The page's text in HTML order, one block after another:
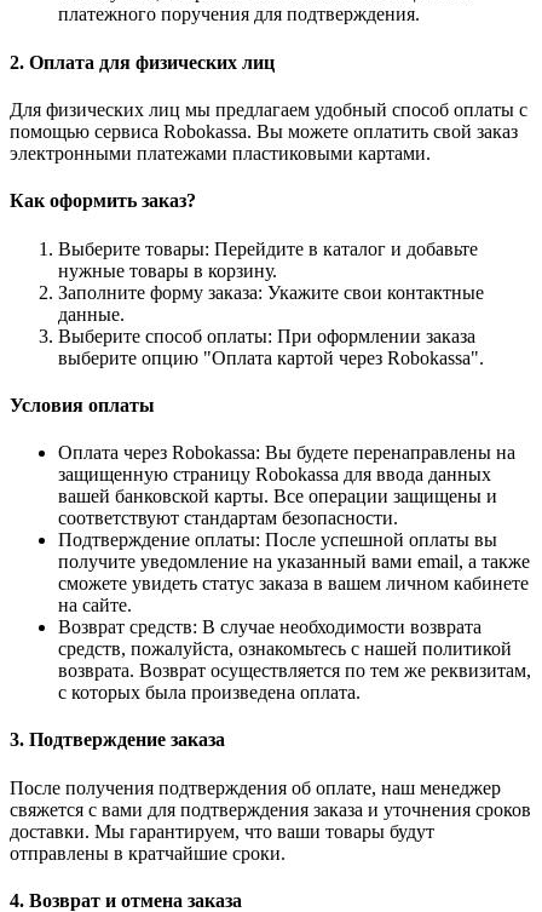
платежного поручения для подтверждения.
2. Оплата для физических лиц
Для физических лиц мы предлагаем удобный способ оплаты с
помощью сервиса Robokassa. Вы можете оплатить свой заказ
электронными платежами пластиковыми картами.
Как оформить заказ?
Выберите товары: Перейдите в каталог и добавьте
нужные товары в корзину.
Заполните форму заказа: Укажите свои контактные
данные.
Выберите способ оплаты: При оформлении заказа
выберите опцию "Оплата картой через Robokassa".
Условия оплаты
Оплата через Robokassa: Вы будете перенаправлены на
защищенную страницу Robokassa для ввода данных
вашей банковской карты. Все операции защищены и
соответствуют стандартам безопасности.
Подтверждение оплаты: После успешной оплаты вы
получите уведомление на указанный вами email, а также
сможете увидеть статус заказа в вашем личном кабинете
на сайте.
Возврат средств: В случае необходимости возврата
средств, пожалуйста, ознакомьтесь с нашей политикой
возврата. Возврат осуществляется по тем же реквизитам,
с которых была произведена оплата.
3. Подтверждение заказа
После получения подтверждения об оплате, наш менеджер
свяжется с вами для подтверждения заказа и уточнения сроков
доставки. Мы гарантируем, что ваши товары будут
отправлены в кратчайшие сроки.
4. Возврат и отмена заказа